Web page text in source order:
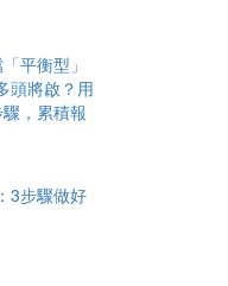
平衡型」
頭將啟？用
，累積報
3步驟做好